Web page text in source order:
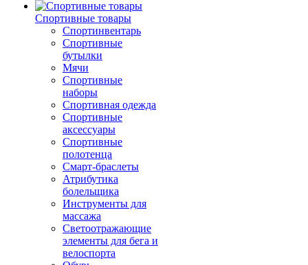
Спортивные товары
Спортинвентарь
Спортивные
бутылки
Мячи
Спортивные
наборы
Спортивная одежда
Спортивные
аксессуары
Спортивные
полотенца
Смарт-браслеты
Атрибутика
болельщика
Инструменты для
массажа
Светоотражающие
элементы для бега и
велоспорта